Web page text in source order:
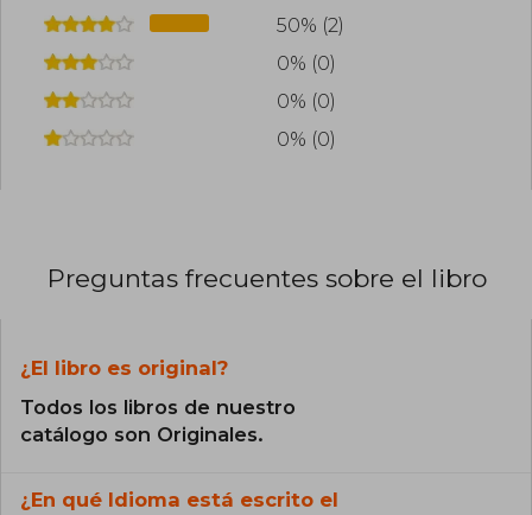
50% (2)
0% (0)
0% (0)
0% (0)
Preguntas frecuentes sobre el libro
¿El libro es original?
Todos los libros de nuestro
catálogo son Originales.
¿En qué Idioma está escrito el